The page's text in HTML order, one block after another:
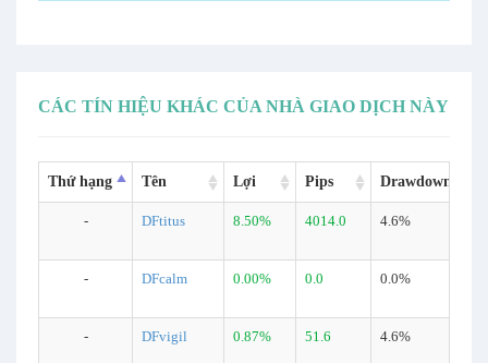
CÁC TÍN HIỆU KHÁC CỦA NHÀ GIAO DỊCH NÀY
Thứ hạng Tên Lợi Pips Drawdown
- DFtitus 8.50% 4014.0 4.6%
- DFcalm 0.00% 0.0 0.0%
- DFvigil 0.87% 51.6 4.6%